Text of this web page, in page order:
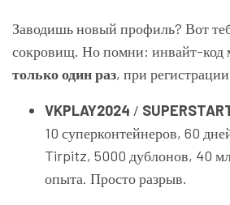
Заводишь новый профиль? Вот
сокровищ. Но помни: инвайт-код
только один раз, при
VKPLAY2024 /
10 суперконтейнеров, 60
Tirpitz, 5000 дублонов, 40
опыта. Просто разрыв.